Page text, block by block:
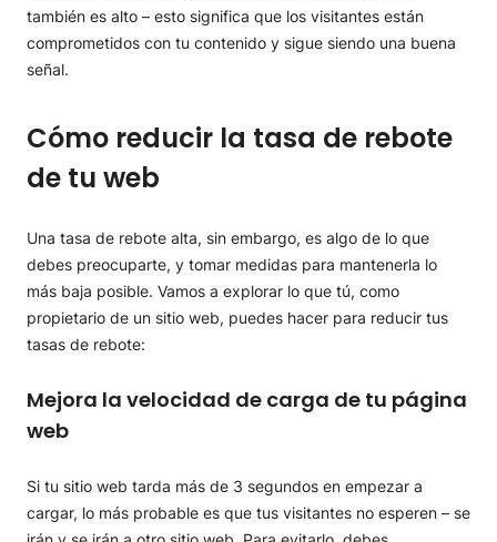
también es alto – esto significa que los visitantes están
comprometidos con tu contenido y sigue siendo una buena
señal.
Cómo reducir la tasa de rebote
de tu web
Una tasa de rebote alta, sin embargo, es algo de lo que
debes preocuparte, y tomar medidas para mantenerla lo
más baja posible. Vamos a explorar lo que tú, como
propietario de un sitio web, puedes hacer para reducir tus
tasas de rebote:
Mejora la velocidad de carga de tu página
web
Si tu sitio web tarda más de 3 segundos en empezar a
cargar, lo más probable es que tus visitantes no esperen – se